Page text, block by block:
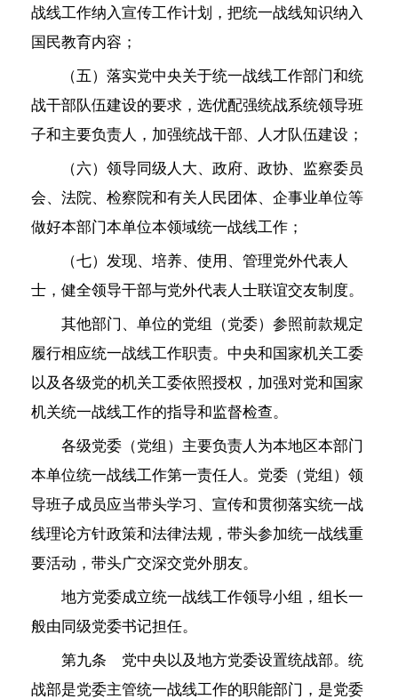
战线工作纳入宣传工作计划，把统一战线知识纳入
国民教育内容；
（五）落实党中央关于统一战线工作部门和统
战干部队伍建设的要求，选优配强统战系统领导班
子和主要负责人，加强统战干部、人才队伍建设；
（六）领导同级人大、政府、政协、监察委员
会、法院、检察院和有关人民团体、企事业单位等
做好本部门本单位本领域统一战线工作；
（七）发现、培养、使用、管理党外代表人
士，健全领导干部与党外代表人士联谊交友制度。
其他部门、单位的党组（党委）参照前款规定
履行相应统一战线工作职责。中央和国家机关工委
以及各级党的机关工委依照授权，加强对党和国家
机关统一战线工作的指导和监督检查。
各级党委（党组）主要负责人为本地区本部门
本单位统一战线工作第一责任人。党委（党组）领
导班子成员应当带头学习、宣传和贯彻落实统一战
线理论方针政策和法律法规，带头参加统一战线重
要活动，带头广交深交党外朋友。
地方党委成立统一战线工作领导小组，组长一
般由同级党委书记担任。
第九条 党中央以及地方党委设置统战部。统
战部是党委主管统一战线工作的职能部门，是党委